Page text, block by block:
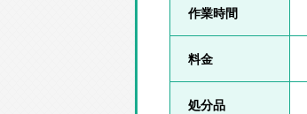
作業時間
料金
処分品